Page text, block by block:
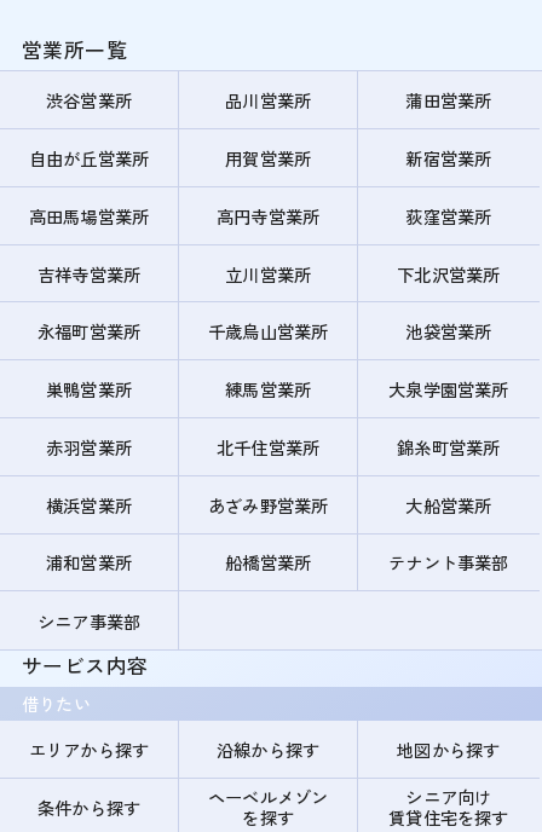
営業所一覧
渋谷営業所 品川営業所 蒲田営業所
自由が丘営業所 用賀営業所 新宿営業所
高田馬場営業所 高円寺営業所 荻窪営業所
吉祥寺営業所 立川営業所 下北沢営業所
永福町営業所 千歳烏山営業所 池袋営業所
巣鴨営業所 練馬営業所 大泉学園営業所
赤羽営業所 北千住営業所 錦糸町営業所
横浜営業所 あざみ野営業所 大船営業所
浦和営業所 船橋営業所 テナント事業部
シニア事業部
サービス内容
借りたい
エリアから探す
沿線から探す 地図から探す
条件から探す
ヘーベルメゾン
を探す
シニア向け
賃貸住宅を探す